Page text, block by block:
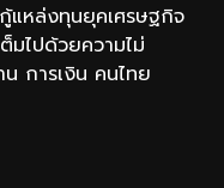
แหล่งทุนยุคเศรษฐกิจ
มไปด้วยความไม่
การเงิน คนไทย